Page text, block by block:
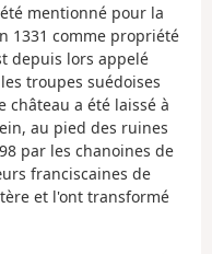
mentionné pour la
1331 comme propriété
depuis lors appelé
troupes suédoises
château a été laissé à
au pied des ruines
par les chanoines de
franciscaines de
et l'ont transformé